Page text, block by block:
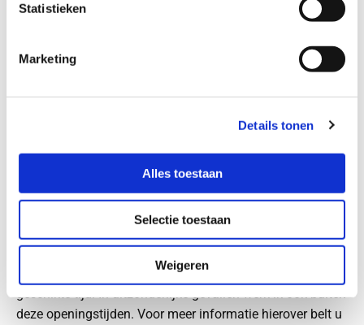
Statistieken
Marketing
Details tonen
Alles toestaan
Selectie toestaan
Weigeren
Logopedische problematiek bij autisme
Wachtlijst
van ongeveer 8 maanden voor de locatie Rucphen en 12
Flexibele en ruime openingstijden
geopend. Deze ruime openingstijden betekenen dat er
vaak wel een afspraak te maken is op de voor u meeste
deze openingstijden. Voor meer informatie hierover belt u